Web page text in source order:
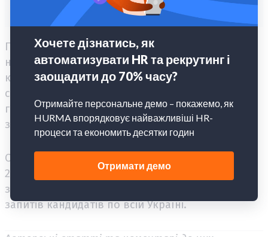
Підсумовуючи можна сказати, що через
невелику кількість вакансій і адекватних
кандидатів, пошук з двох сторін триває в
середньому 2-3 місяці. Виграють кандидати, що
готові до релокації, а знання англійської
збільшують шанси знайти хорошу роботу.
Огляд відображає ситуацію за другий квартал
2019 року. Інформація бралася з відкритих і
закритих джерел: пропозицій роботодавців і
запитів кандидатів по всій Україні.